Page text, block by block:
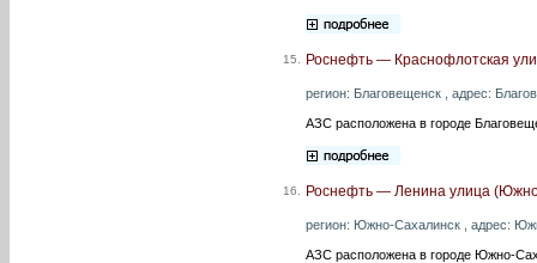
15. Роснефть — Краснофлотская
регион: Благовещенск , адрес:
АЗС расположена в городе
16. Роснефть — Ленина улица
регион: Южно-Сахалинск , адрес:
АЗС расположена в городе Южно-